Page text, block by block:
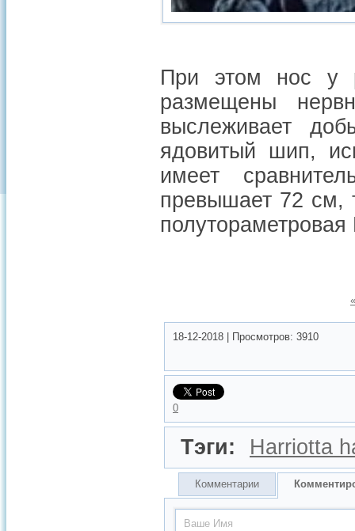
При этом нос у
размещены
выслеживает
ядовитый шип,
имеет
превышает 72 см,
18-12-2018 Просмотров: 3910
0
Тэги: Harriotta
Комментарии